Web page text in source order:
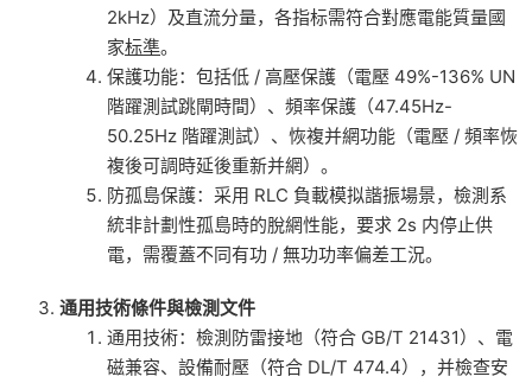
2kHz）及直流分量，各指标需符合對應電能質量國
家标準。
保護功能：包括低 / 高壓保護（電壓 49%-136% UN
階躍測試跳閘時間）、頻率保護（47.45Hz-
50.25Hz 階躍測試）、恢複并網功能（電壓 / 頻率恢
複後可調時延後重新并網）。
防孤島保護：采用 RLC 負載模拟諧振場景，檢測系
統非計劃性孤島時的脫網性能，要求 2s 内停止供
電，需覆蓋不同有功 / 無功功率偏差工況。
通用技術條件與檢測文件
通用技術：檢測防雷接地（符合 GB/T 21431）、電
磁兼容、設備耐壓（符合 DL/T 474.4），并檢查安